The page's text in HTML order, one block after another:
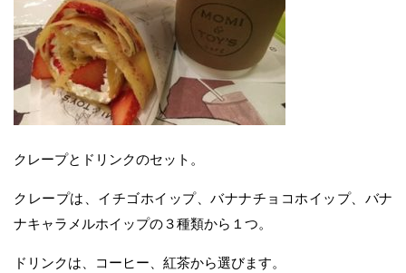
クレープとドリンクのセット。
クレープは、イチゴホイップ、バナナチョコホイップ、バナ
ナキャラメルホイップの３種類から１つ。
ドリンクは、コーヒー、紅茶から選びます。